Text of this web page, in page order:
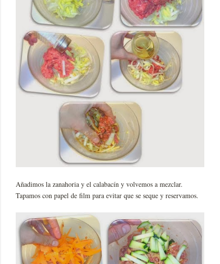
Añadimos la zanahoria y el calabacín y volvemos a mezclar.
Tapamos con papel de film para evitar que se seque y reservamos.